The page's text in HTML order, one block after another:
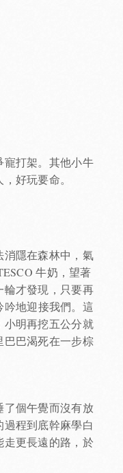
寵打架。其他小牛
好玩要命。
消隱在森林中，氣
牛奶，望著
輪才發現，只要再
吟地迎接我們。這
小明再挖五公分就
巴巴渴死在一步棕
了個午覺而沒有放
程到底幹麻學白
走更長遠的路，於